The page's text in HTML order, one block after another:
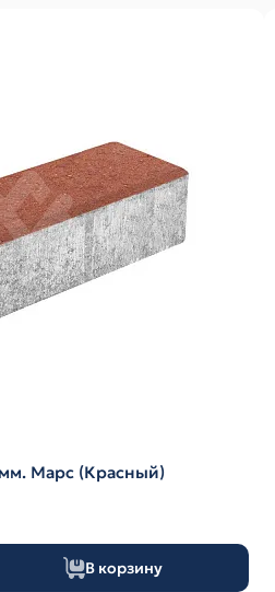
Марс (Красный)
В корзину